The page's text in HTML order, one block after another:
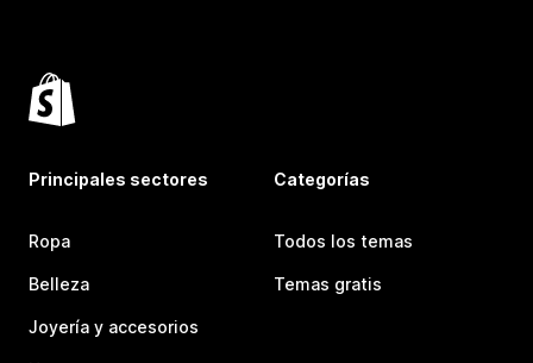
Principales sectores
Ropa
Belleza
Joyería y accesorios
Categorías
Todos los temas
Temas gratis